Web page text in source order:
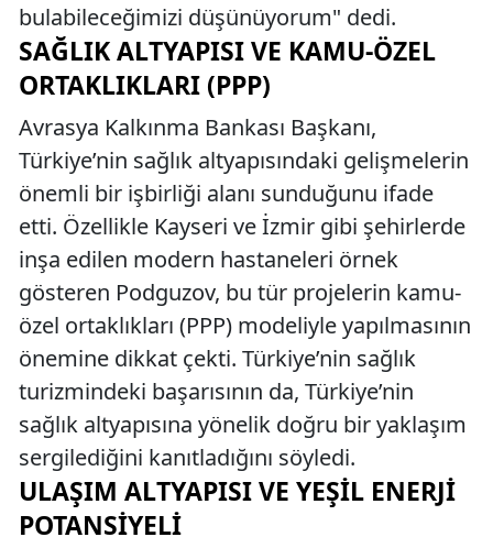
bulabileceğimizi düşünüyorum" dedi.
SAĞLIK ALTYAPISI VE KAMU-ÖZEL
ORTAKLIKLARI (PPP)
Avrasya Kalkınma Bankası Başkanı,
Türkiye’nin sağlık altyapısındaki gelişmelerin
önemli bir işbirliği alanı sunduğunu ifade
etti. Özellikle Kayseri ve İzmir gibi şehirlerde
inşa edilen modern hastaneleri örnek
gösteren Podguzov, bu tür projelerin kamu-
özel ortaklıkları (PPP) modeliyle yapılmasının
önemine dikkat çekti. Türkiye’nin sağlık
turizmindeki başarısının da, Türkiye’nin
sağlık altyapısına yönelik doğru bir yaklaşım
sergilediğini kanıtladığını söyledi.
ULAŞIM ALTYAPISI VE YEŞIL ENERJI
POTANSIYELI